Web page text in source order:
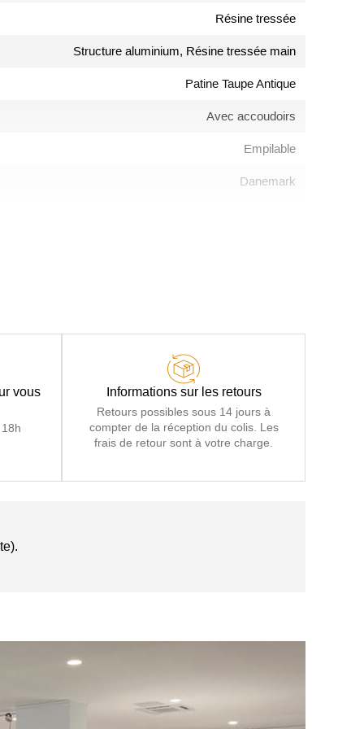
Résine tressée
Structure aluminium, Résine tressée main
Patine Taupe Antique
Avec accoudoirs
Empilable
Danemark
vous Informations sur les retours
Retours possibles sous 14 jours à
compter de la réception du colis. Les
frais de retour sont à votre charge.